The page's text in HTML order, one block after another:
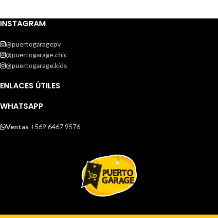
INSTAGRAM
@puertogaragepv
@puertogarage.chic
@puertogarage.kids
ENLACES ÚTILES
WHATSAPP
Ventas +569 6467 9576